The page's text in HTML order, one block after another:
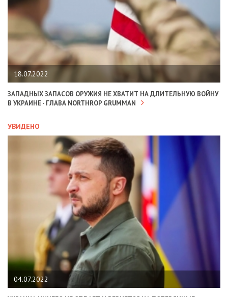
18.07.2022
ЗАПАДНЫХ ЗАПАСОВ ОРУЖИЯ НЕ ХВАТИТ НА ДЛИТЕЛЬНУЮ ВОЙНУ
В УКРАИНЕ - ГЛАВА NORTHROP GRUMMAN
УВИДЕНО
04.07.2022